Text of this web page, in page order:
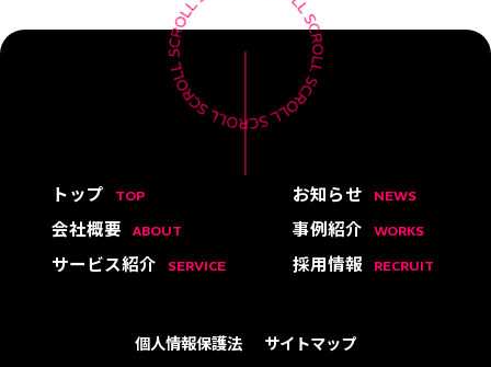
トップ TOP お知らせ NEWS
会社概要 ABOUT 事例紹介 WORKS
サービス紹介 SERVICE 採用情報 RECRUIT
個人情報保護法 サイトマップ